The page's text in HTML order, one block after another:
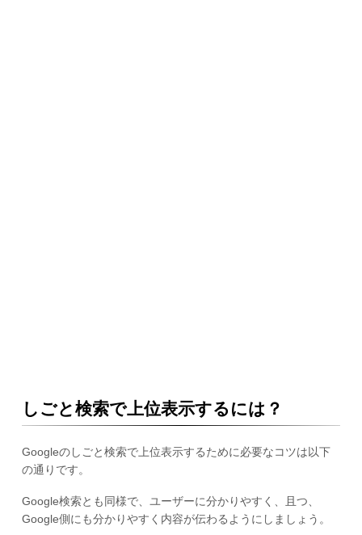
しごと検索で上位表示するには？
Googleのしごと検索で上位表示するために必要なコツは以下
の通りです。
Google検索とも同様で、ユーザーに分かりやすく、且つ、
Google側にも分かりやすく内容が伝わるようにしましょう。